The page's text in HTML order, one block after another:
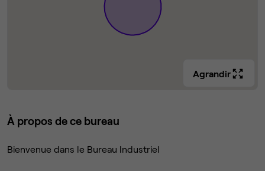
Agrandir
À propos de ce bureau
Bienvenue dans le Bureau Industriel